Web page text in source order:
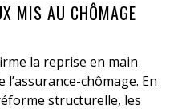
MIS AU CHÔMAGE
la reprise en main
l’assurance-chômage. En
structurelle, les